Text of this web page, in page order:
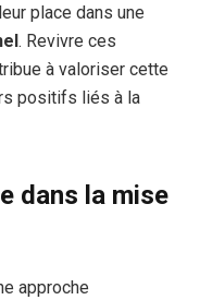
place dans une
. Revivre ces
à valoriser cette
positifs liés à la
dans la mise
approche